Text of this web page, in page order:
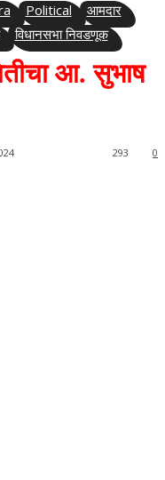
Political
आमदार
विधानसभा निवडणूक
आ. सुभाष
0
293